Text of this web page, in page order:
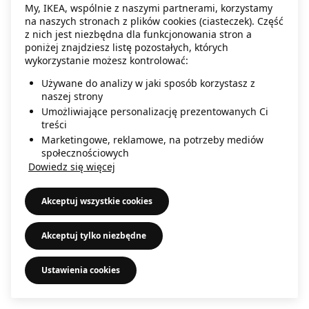
information).
My, IKEA, wspólnie z naszymi partnerami, korzystamy
na naszych stronach z plików cookies (ciasteczek). Część
z nich jest niezbędna dla funkcjonowania stron a
poniżej znajdziesz listę pozostałych, których
wykorzystanie możesz kontrolować:
Używane do analizy w jaki sposób korzystasz z
naszej strony
Umożliwiające personalizację prezentowanych Ci
treści
Marketingowe, reklamowe, na potrzeby mediów
społecznościowych
Dowiedz się więcej
Akceptuj wszystkie cookies
Akceptuj tylko niezbędne
Ustawienia cookies